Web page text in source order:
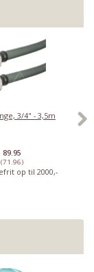
3/4" - 3,5m
89.95
(71.96)
op til 2000,-